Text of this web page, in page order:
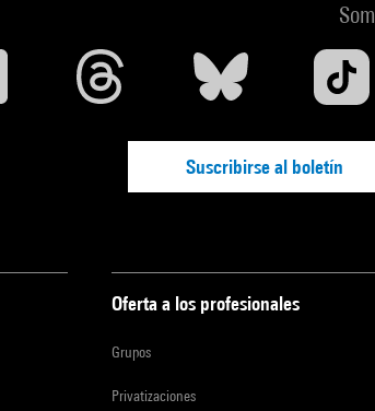
Suscribirse al boletín
Oferta a los profesionales
Grupos
Privatizaciones